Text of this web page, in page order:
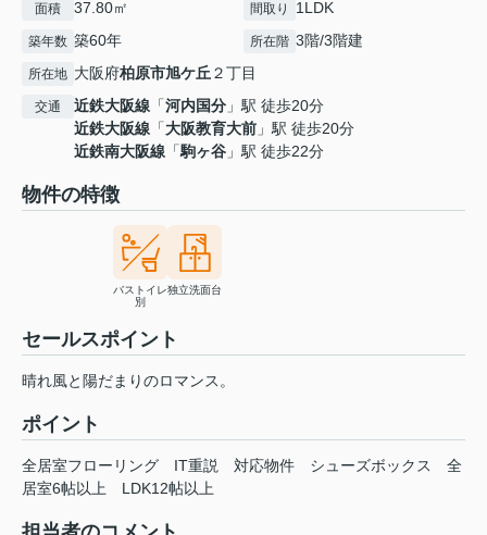
面積 37.80㎡ 間取り 1LDK
築年数 築60年 所在階 3階/3階建
所在地 大阪府柏原市旭ケ丘２丁目
交通 近鉄大阪線 「河内国分 」駅 徒歩20分
近鉄大阪線 「大阪教育大前 」駅 徒歩20分
近鉄南大阪線 「駒ヶ谷 」駅 徒歩22分
物件の特徴
バストイレ
別
独立洗面台
セールスポイント
晴れ風と陽だまりのロマンス。
ポイント
全居室フローリング IT重説 対応物件 シューズボックス
全
居室6帖以上
LDK12帖以上